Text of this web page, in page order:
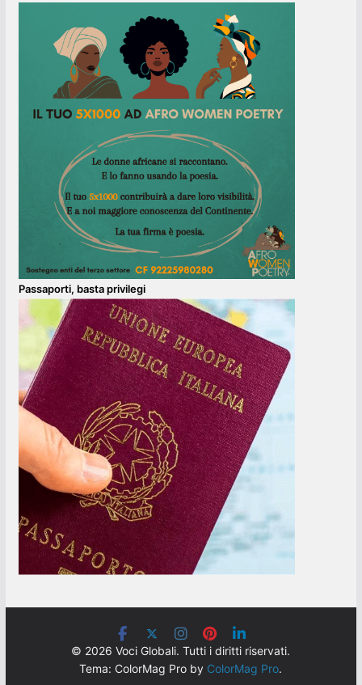
Passaporti, basta privilegi
© 2026 Voci Globali. Tutti i diritti riservati.
Tema: ColorMag Pro by ColorMag Pro.